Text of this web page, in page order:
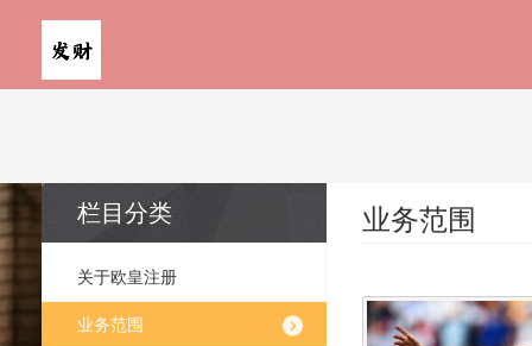
栏目分类
关于欧皇注册
业务范围
业务范围